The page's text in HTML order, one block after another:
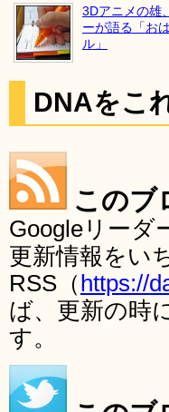
3Dアニメの雄
ーが語る「お
ル」
DNAをこ
このブ
Googleリーダ
更新情報をい
RSS（ https://
ば、更新の時
す。